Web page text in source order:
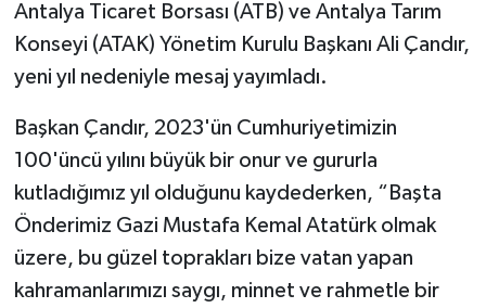
Antalya Ticaret Borsası (ATB) ve Antalya Tarım
Konseyi (ATAK) Yönetim Kurulu Başkanı Ali Çandır,
yeni yıl nedeniyle mesaj yayımladı.
Başkan Çandır, 2023'ün Cumhuriyetimizin
100'üncü yılını büyük bir onur ve gururla
kutladığımız yıl olduğunu kaydederken, “Başta
Önderimiz Gazi Mustafa Kemal Atatürk olmak
üzere, bu güzel toprakları bize vatan yapan
kahramanlarımızı saygı, minnet ve rahmetle bir